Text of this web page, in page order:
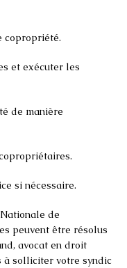
copropriété.
et exécuter les
de manière
si nécessaire.
de
peuvent être résolus
avocat en droit
à solliciter votre syndic